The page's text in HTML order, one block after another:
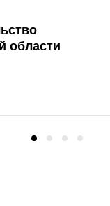
области